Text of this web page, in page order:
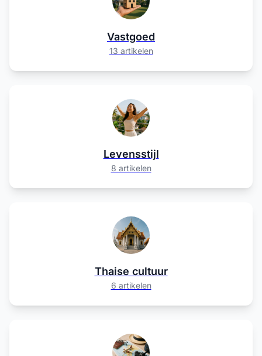
Vastgoed
13 artikelen
Levensstijl
8 artikelen
Thaise cultuur
6 artikelen